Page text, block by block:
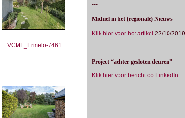
---
Michiel in het (regionale) Nieuws
Klik hier voor het artikel 22/10/2019
----
Project “achter gesloten deuren”
Klik hier voor bericht op LinkedIn
VCML_Ermelo-7461